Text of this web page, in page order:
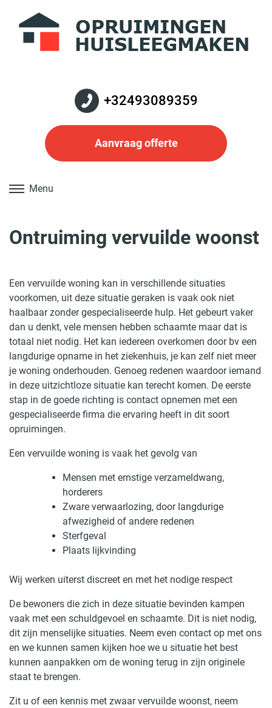
+32493089359
Aanvraag offerte
Menu
Ontruiming vervuilde woonst
Een vervuilde woning kan in verschillende situaties
voorkomen, uit deze situatie geraken is vaak ook niet
haalbaar zonder gespecialiseerde hulp. Het gebeurt vaker
dan u denkt, vele mensen hebben schaamte maar dat is
totaal niet nodig. Het kan iedereen overkomen door bv een
langdurige opname in het ziekenhuis, je kan zelf niet meer
je woning onderhouden. Genoeg redenen waardoor iemand
in deze uitzichtloze situatie kan terecht komen. De eerste
stap in de goede richting is contact opnemen met een
gespecialiseerde firma die ervaring heeft in dit soort
opruimingen.
Een vervuilde woning is vaak het gevolg van
Mensen met ernstige verzameldwang,
horderers
Zware verwaarlozing, door langdurige
afwezigheid of andere redenen
Sterfgeval
Plaats lijkvinding
Wij werken uiterst discreet en met het nodige respect
De bewoners die zich in deze situatie bevinden kampen
vaak met een schuldgevoel en schaamte. Dit is niet nodig,
dit zijn menselijke situaties. Neem even contact op met ons
en we kunnen samen kijken hoe we u situatie het best
kunnen aanpakken om de woning terug in zijn originele
staat te brengen.
Zit u of een kennis met zwaar vervuilde woonst, neem